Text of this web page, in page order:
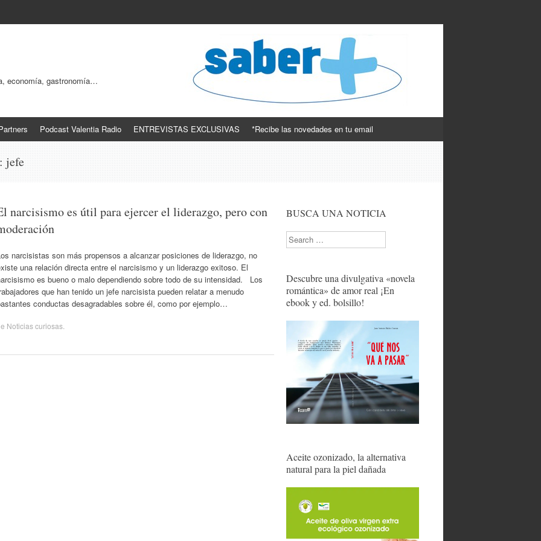
economía, gastronomía…
Podcast Valentia Radio ENTREVISTAS EXCLUSIVAS *Recibe las novedades en tu email
jefe
narcisismo es útil para ejercer el liderazgo, pero con
narcisistas son más propensos a alcanzar posiciones de liderazgo, no
una relación directa entre el narcisismo y un liderazgo exitoso. El
es bueno o malo dependiendo sobre todo de su intensidad. Los
que han tenido un jefe narcisista pueden relatar a menudo
conductas desagradables sobre él, como por ejemplo…
Noticias curiosas
BUSCA UNA NOTICIA
Search
Descubre una divulgativa «novela
romántica» de amor real ¡En
ebook y ed. bolsillo!
Aceite ozonizado, la alternativa
natural para la piel dañada